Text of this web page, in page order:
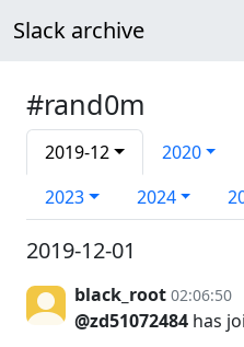
Slack archive
#rand0m
2019-12 2020
2023
2024
2019-12-01
black_root 02:06:50
@zd51072484 has